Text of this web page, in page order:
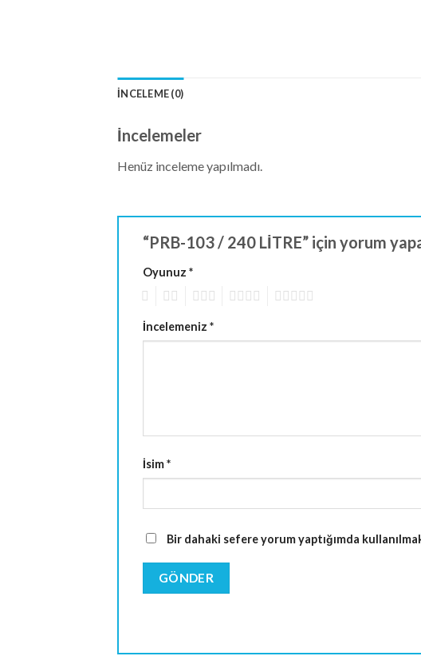
İNCELEME (0)
İncelemeler
Henüz inceleme yapılmadı.
“PRB-103 / 240 LİTRE” için yorum
Oyunuz *
İncelemeniz *
İsim*
Bir dahaki sefere yorum yaptığımda